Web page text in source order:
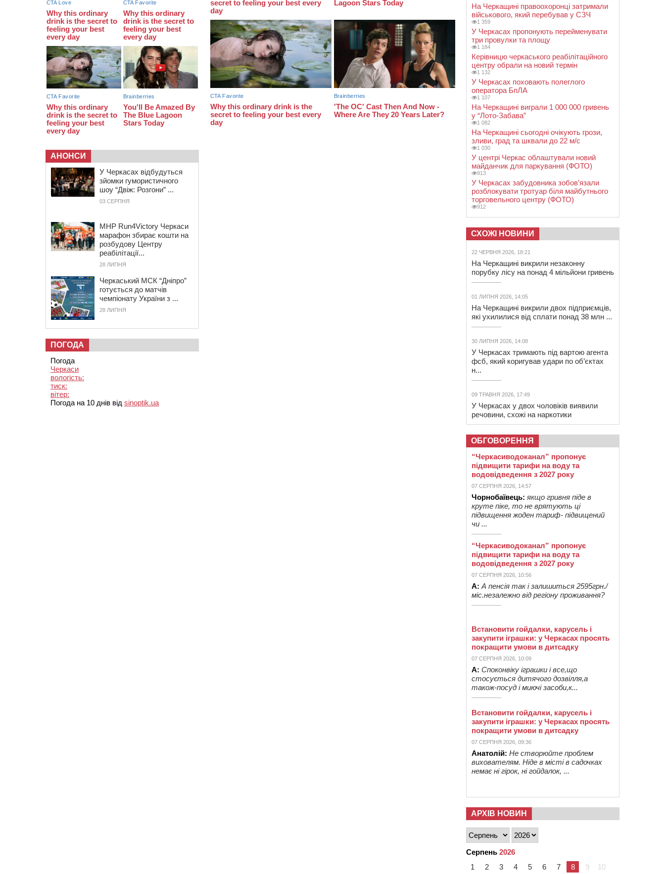
08:22 “На щиті” у Чорнобаївську
громаду повертається полеглий
біля Кліщіївки воїн
АНОНСИ
У Черкасах відбудуться
зйомки гумористичного
шоу “Двіж: Розгони” ...
03 СЕРПНЯ
MHP Run4Victory Черкаси
марафон збирає кошти на
розбудову Центру
реабілітації...
28 ЛИПНЯ
Черкаський МСК “Дніпро”
готується до матчів
чемпіонату України з ...
28 ЛИПНЯ
ПОГОДА
Погода
Черкаси
вологість:
тиск:
вітер:
Погода на 10 днів від sinoptik.ua
На Черкащині правоохоронці затримали
військового, який перебував у СЗЧ
1 359
У Черкасах пропонують перейменувати
три провулки та площу
1 184
Керівницю черкаського реабілітаційного
центру обрали на новий термін
1 132
У Черкасах поховають полеглого
оператора БпЛА
1 107
На Черкащині виграли 1 000 000 гривень
у “Лото-Забава”
1 082
На Черкащині сьогодні очікують грози,
зливи, град та шквали до 22 м/с
1 030
У центрі Черкас облаштували новий
майданчик для паркування (ФОТО)
913
У Черкасах забудовника зобов’язали
розблокувати тротуар біля майбутнього
торговельного центру (ФОТО)
912
СХОЖІ НОВИНИ
22 ЧЕРВНЯ 2026, 18:21
На Черкащині викрили незаконну
порубку лісу на понад 4 мільйони гривень
01 ЛИПНЯ 2026, 14:05
На Черкащині викрили двох підприємців,
які ухилилися від сплати понад 38 млн ...
30 ЛИПНЯ 2026, 14:08
У Черкасах тримають під вартою агента
фсб, який коригував удари по об’єктах
н...
09 ТРАВНЯ 2026, 17:49
У Черкасах у двох чоловіків виявили
речовини, схожі на наркотики
ОБГОВОРЕННЯ
“Черкасиводоканал” пропонує
підвищити тарифи на воду та
водовідведення з 2027 року
07 СЕРПНЯ 2026, 14:57
Чорнобаївець: якщо гривня піде в
круте піке, то не врятують ці
підвищення жоден тариф- підвищений
чи ...
“Черкасиводоканал” пропонує
підвищити тарифи на воду та
водовідведення з 2027 року
07 СЕРПНЯ 2026, 10:56
А: А пенсія так і залишиться 2595грн./
міс.незалежно від регіону проживання?
Встановити гойдалки, карусель і
закупити іграшки: у Черкасах просять
покращити умови в дитсадку
07 СЕРПНЯ 2026, 10:09
А: Споконвіку іграшки і все,що
стосується дитячого дозвілля,а
також-посуд і миючі засоби,к...
Встановити гойдалки, карусель і
закупити іграшки: у Черкасах просять
покращити умови в дитсадку
07 СЕРПНЯ 2026, 09:36
Анатолій: Не створюйте проблем
вихователям. Ніде в місті в садочках
немає ні гірок, ні гойдалок, ...
АРХІВ НОВИН
Серпень 2026
1
2 3 4 5 6 7 8 9 10